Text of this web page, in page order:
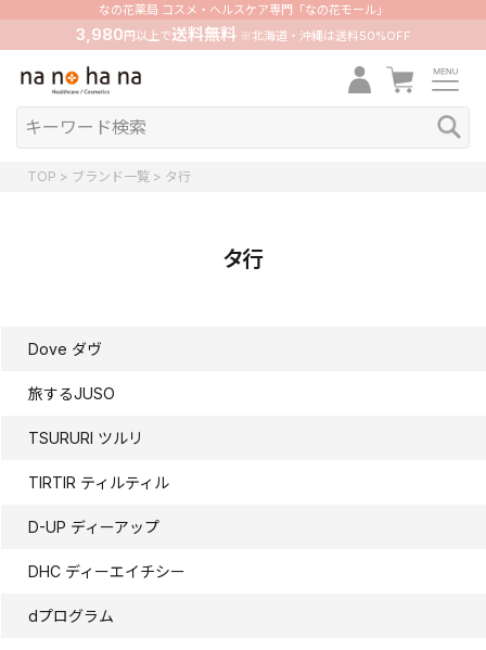
なの花薬局 コスメ・ヘルスケア専門「なの花モール」
3,980 円以上で送料無料※北海道・沖縄は送料50%OFF
TOP ブランド一覧 タ行
タ行
Dove ダヴ
旅するJUSO
TSURURI ツルリ
TIRTIR ティルティル
D-UP ディーアップ
DHC ディーエイチシー
dプログラム